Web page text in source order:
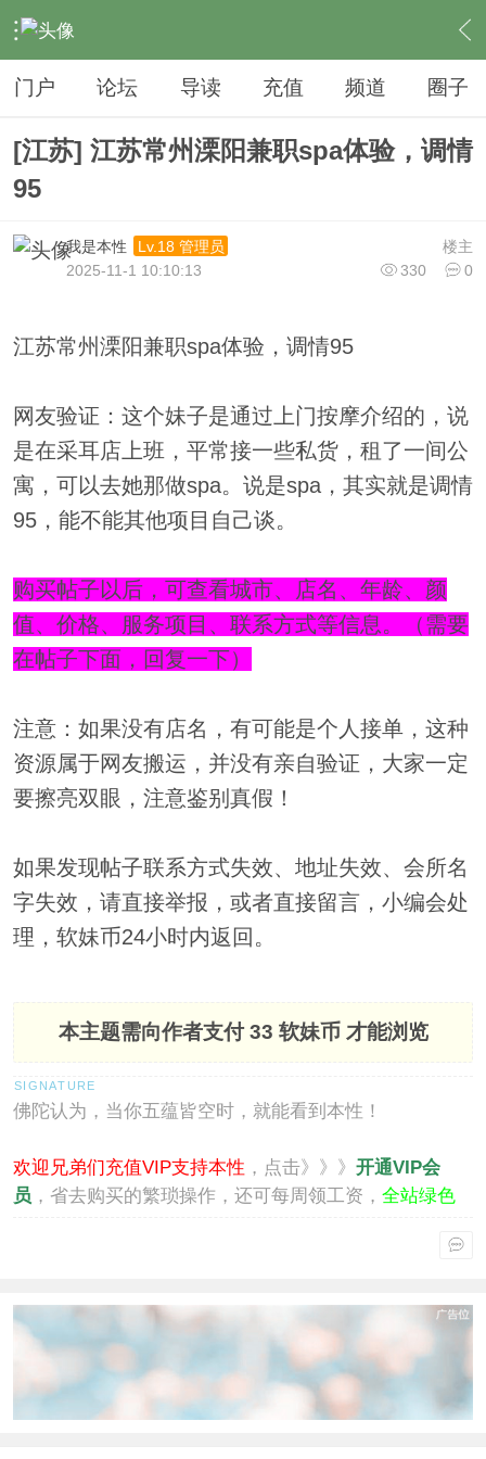
› 夜生活 › SPA › 内容
门户 论坛 导读 充值 频道 圈子
[江苏] 江苏常州溧阳兼职spa体验，调情
95
楼主
我是本性
Lv.18 管理员
330
0
2025-11-1 10:10:13
江苏常州溧阳兼职spa体验，调情95
网友验证：这个妹子是通过上门按摩介绍的，说
是在采耳店上班，平常接一些私货，租了一间公
寓，可以去她那做spa。说是spa，其实就是调情
95，能不能其他项目自己谈。
购买帖子以后，可查看城市、店名、年龄、颜
值、价格、服务项目、联系方式等信息。（需要
在帖子下面，回复一下）
注意：如果没有店名，有可能是个人接单，这种
资源属于网友搬运，并没有亲自验证，大家一定
要擦亮双眼，注意鉴别真假！
如果发现帖子联系方式失效、地址失效、会所名
字失效，请直接举报，或者直接留言，小编会处
理，软妹币24小时内返回。
本主题需向作者支付33 软妹币 才能浏览
佛陀认为，当你五蕴皆空时，就能看到本性！
欢迎兄弟们充值VIP支持本性 ，点击》》》 开通VIP会
员 ，省去购买的繁琐操作，还可每周领工资， 全站绿色